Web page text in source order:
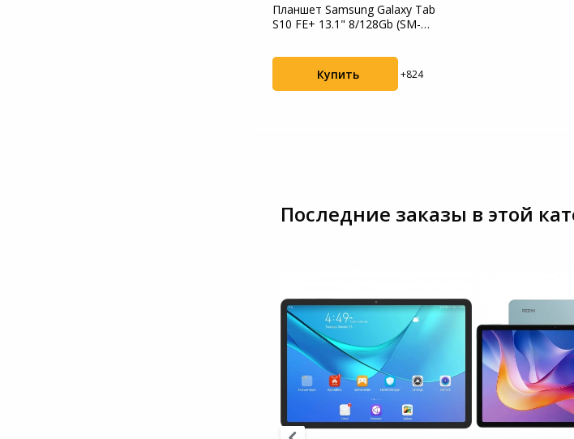
Планшет Samsung Galaxy Tab
S10 FE+ 13.1" 8/128Gb (SM-
Купить +824
Последние заказы в этой